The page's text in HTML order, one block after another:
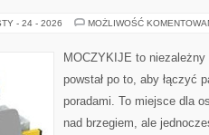
- 24 - 2026 MOŻLIWOŚĆ
MOCZYKIJE to
powstał po to, aby łączyć
poradami. To miejsce dla
nad brzegiem, ale